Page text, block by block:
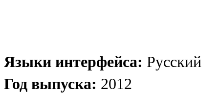
Языки интерфейса: Русский
Год выпуска: 2012